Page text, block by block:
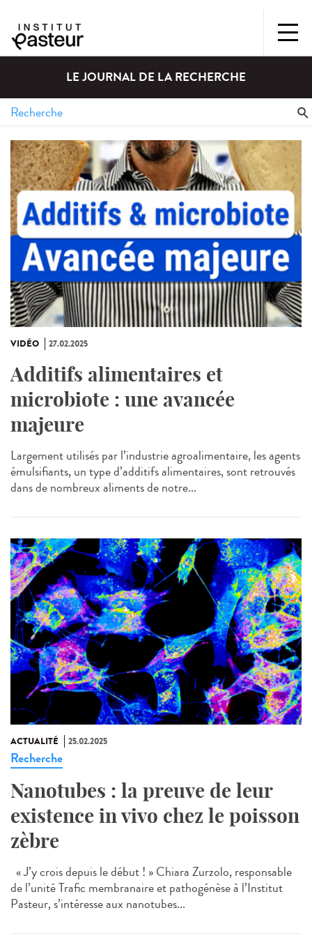
LE JOURNAL DE LA RECHERCHE
VIDÉO 27.02.2025
Additifs alimentaires et
microbiote : une avancée
majeure
Largement utilisés par l’industrie agroalimentaire, les agents
émulsifiants, un type d’additifs alimentaires, sont retrouvés
dans de nombreux aliments de notre...
ACTUALITÉ 25.02.2025
Recherche
Nanotubes : la preuve de leur
existence in vivo chez le poisson
zèbre
« J’y crois depuis le début ! » Chiara Zurzolo, responsable
de l’unité Trafic membranaire et pathogénèse à l’Institut
Pasteur, s’intéresse aux nanotubes...